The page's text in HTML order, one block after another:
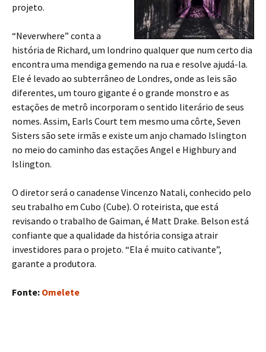
projeto.
“Neverwhere” conta a
história de Richard, um londrino qualquer que num certo dia
encontra uma mendiga gemendo na rua e resolve ajudá-la.
Ele é levado ao subterrâneo de Londres, onde as leis são
diferentes, um touro gigante é o grande monstro e as
estações de metrô incorporam o sentido literário de seus
nomes. Assim, Earls Court tem mesmo uma côrte, Seven
Sisters são sete irmãs e existe um anjo chamado Islington
no meio do caminho das estações Angel e Highbury and
Islington.
O diretor será o canadense Vincenzo Natali, conhecido pelo
seu trabalho em Cubo (Cube). O roteirista, que está
revisando o trabalho de Gaiman, é Matt Drake. Belson está
confiante que a qualidade da história consiga atrair
investidores para o projeto. “Ela é muito cativante”,
garante a produtora.
Fonte: Omelete